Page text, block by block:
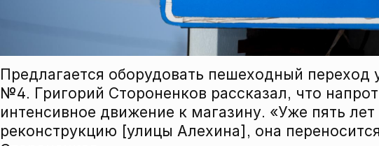
Предлагается оборудовать пешеходный переход
№4. Григорий Стороненков рассказал, что
интенсивное движение к магазину. «Уже пять
реконструкцию [улицы Алехина], она